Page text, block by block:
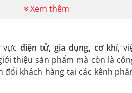
Xem thêm
điện tử, gia dụng, cơ khí,
thiệu sản phẩm mà còn là
khách hàng tại các kênh